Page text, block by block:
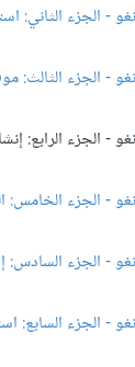
- الجزء الثاني:
- الجزء الثالث:
- الجزء الرابع:
- الجزء السادس:
- الجزء السابع: